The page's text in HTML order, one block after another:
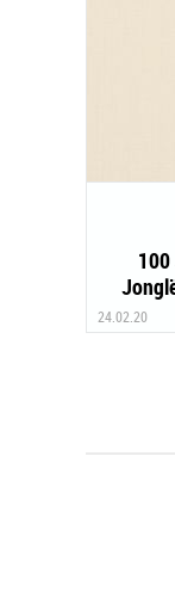
24.02.20